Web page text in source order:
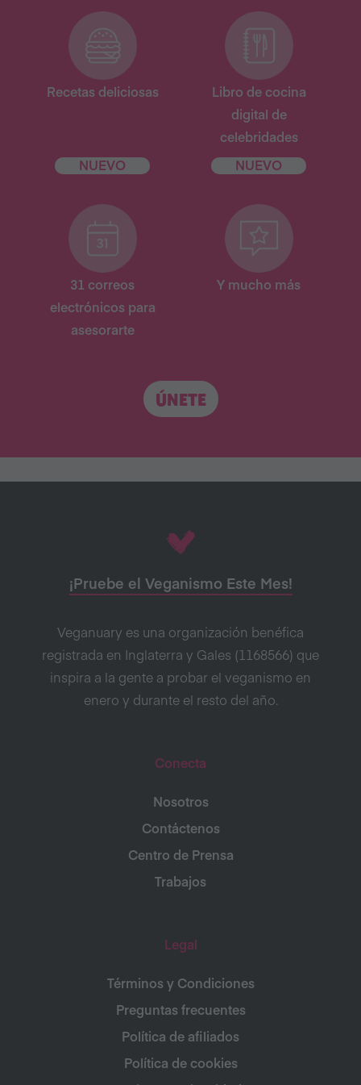
Recetas deliciosas
NUEVO
Libro de cocina
digital de
celebridades
NUEVO
31 correos
electrónicos para
asesorarte
Y mucho más
ÚNETE
¡Pruebe el Veganismo Este Mes!
Veganuary es una organización benéfica
registrada en Inglaterra y Gales (1168566) que
inspira a la gente a probar el veganismo en
enero y durante el resto del año.
Conecta
Nosotros
Contáctenos
Centro de Prensa
Trabajos
Legal
Términos y Condiciones
Preguntas frecuentes
Política de afiliados
Política de cookies